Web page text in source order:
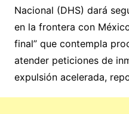
Nacional (DHS) dará
en la frontera con
final” que contempla
atender peticiones de
expulsión acelerada,